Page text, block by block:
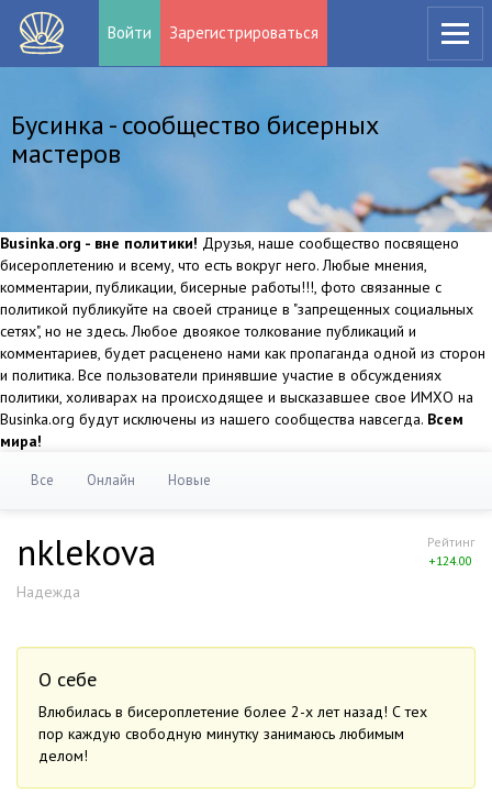
Войти Зарегистрироваться
Бусинка - сообщество бисерных
мастеров
Businka.org - вне политики! Друзья, наше сообщество посвящено
бисероплетению и всему, что есть вокруг него. Любые мнения,
комментарии, публикации, бисерные работы!!!, фото связанные с
политикой публикуйте на своей странице в "запрещенных социальных
сетях", но не здесь. Любое двоякое толкование публикаций и
комментариев, будет расценено нами как пропаганда одной из сторон
и политика. Все пользователи принявшие участие в обсуждениях
политики, холиварах на происходящее и высказавшее свое ИМХО на
Businka.org будут исключены из нашего сообщества навсегда. Всем
мира!
Все Онлайн Новые
Рейтинг
+124.00
nklekova
Надежда
О себе
Влюбилась в бисероплетение более 2-х лет назад! С тех
пор каждую свободную минутку занимаюсь любимым
делом!